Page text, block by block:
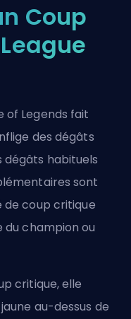
Coup
of Legends fait
des dégâts
habituels
sont
coup critique
champion ou
critique, elle
au-dessus de